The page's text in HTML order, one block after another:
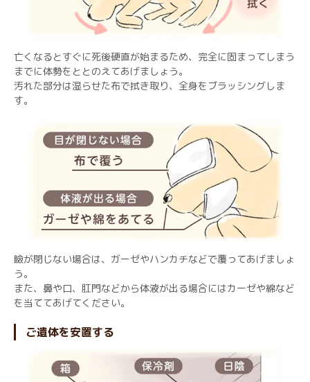
亡くなるとすぐに死後硬直が始まるため、完全に固まってしまう
までに体勢をととのえてあげましょう。
汚れた部分は湿らせた布で拭き取り、全身をブラッシングしま
す。
瞼が閉じない場合は、ガーゼやハンカチなどで覆ってあげましょ
う。
また、鼻や口、肛門などから体液が出る場合にはカーゼや綿など
を当ててあげてください。
ご遺体を安置する